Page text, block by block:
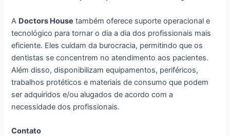
A Doctors House também oferece suporte operacional e
tecnológico para tornar o dia a dia dos profissionais mais
eficiente. Eles cuidam da burocracia, permitindo que os
dentistas se concentrem no atendimento aos pacientes.
Além disso, disponibilizam equipamentos, periféricos,
trabalhos protéticos e materiais de consumo que podem
ser adquiridos e/ou alugados de acordo com a
necessidade dos profissionais.
Contato